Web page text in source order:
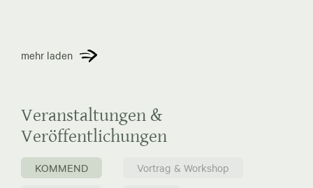
mehr laden
Veranstaltungen &
Veröffentlichungen
KOMMEND
Vortrag & Workshop